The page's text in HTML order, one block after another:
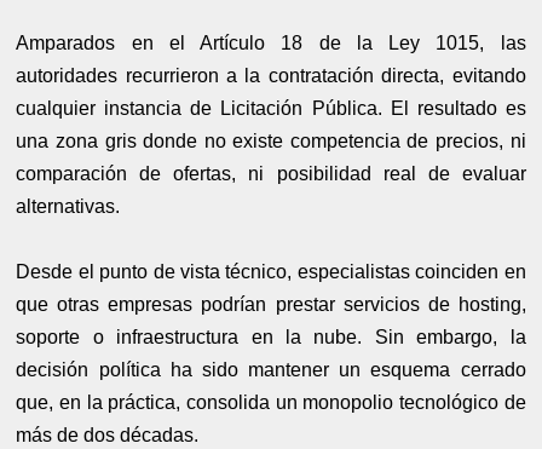
Amparados en el Artículo 18 de la Ley 1015, las
autoridades recurrieron a la contratación directa, evitando
cualquier instancia de Licitación Pública. El resultado es
una zona gris donde no existe competencia de precios, ni
comparación de ofertas, ni posibilidad real de evaluar
alternativas.
Desde el punto de vista técnico, especialistas coinciden en
que otras empresas podrían prestar servicios de hosting,
soporte o infraestructura en la nube. Sin embargo, la
decisión política ha sido mantener un esquema cerrado
que, en la práctica, consolida un monopolio tecnológico de
más de dos décadas.